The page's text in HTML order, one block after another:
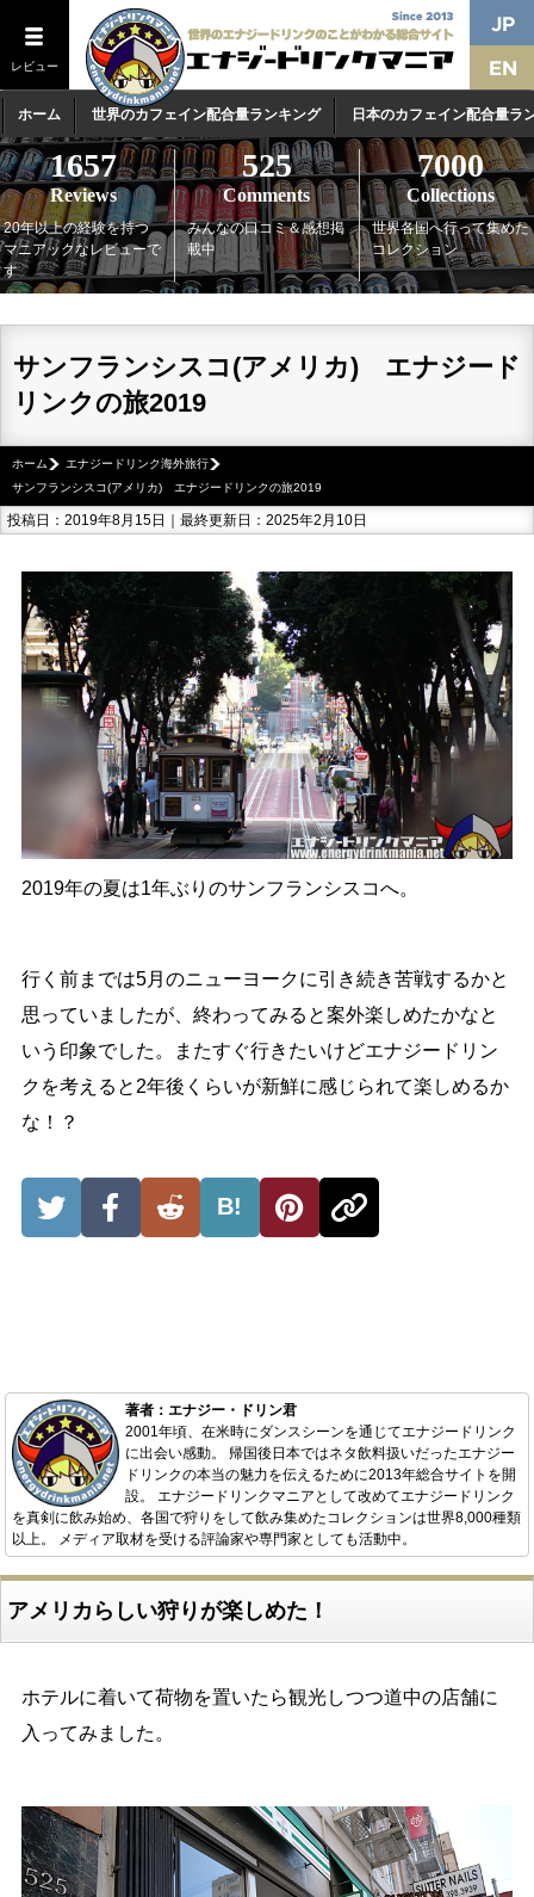
レビュー
ホーム 世界のカフェイン配合量ランキング 日本のカフェイン配合量ラ
1657
Reviews
20年以上の経験を持つ
マニアックなレビューで
す
525
Comments
みんなの口コミ＆感想掲
載中
7000
Collections
世界各国へ行って集めた
コレクション
サンフランシスコ(アメリカ) エナジード
リンクの旅2019
ホーム
エナジードリンク海外旅行
サンフランシスコ(アメリカ) エナジードリンクの旅2019
投稿日：2019年8月15日｜最終更新日：2025年2月10日
2019年の夏は1年ぶりのサンフランシスコへ。
行く前までは5月のニューヨークに引き続き苦戦するかと
思っていましたが、終わってみると案外楽しめたかなと
いう印象でした。またすぐ行きたいけどエナジードリン
クを考えると2年後くらいが新鮮に感じられて楽しめるか
な！？
B!
著者：エナジー・ドリン君
2001年頃、在米時にダンスシーンを通じてエナジードリンク
に出会い感動。 帰国後日本ではネタ飲料扱いだったエナジー
ドリンクの本当の魅力を伝えるために2013年総合サイトを開
設。 エナジードリンクマニアとして改めてエナジードリンク
を真剣に飲み始め、各国で狩りをして飲み集めたコレクションは世界8,000種類
以上。 メディア取材を受ける評論家や専門家としても活動中。
アメリカらしい狩りが楽しめた！
ホテルに着いて荷物を置いたら観光しつつ道中の店舗に
入ってみました。